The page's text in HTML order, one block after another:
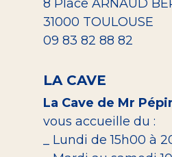
8 Place ARNAUD
31000 TOULOUSE
09 83 82 88 82
LA CAVE
La Cave de Mr
vous accueille du :
_ Lundi de 15h00 à